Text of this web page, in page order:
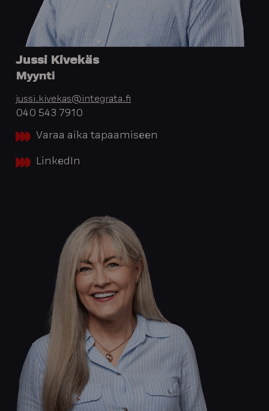
Jussi Kivekäs
Myynti
jussi.kivekas@integrata.fi
040 543 7910
Varaa aika tapaamiseen
LinkedIn